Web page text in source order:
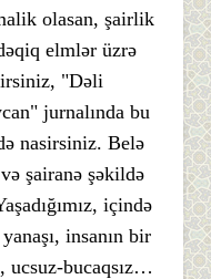
olasan, şairlik
elmlər üzrə
"Dəli
jurnalında bu
nasirsiniz. Belə
şairanə şəkildə
içində
insanın bir
ucsuz-bucaqsız…